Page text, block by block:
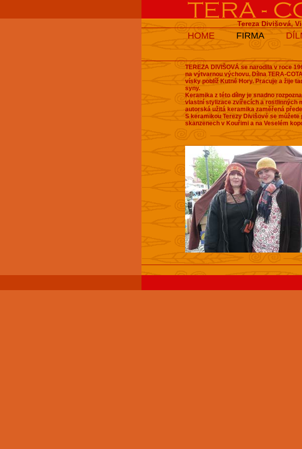
Tereza Divišová,
HOME FIRMA
TEREZA DIVIŠOVÁ se narodila v roce
na výtvarnou výchovu. Dílna TERA-
vísky poblíž Kutné Hory. Pracuje a žije
syny.
Keramika z této dílny je snadno
vlastní stylizace zvířecích a rostlinných
autorská užitá keramika zaměřená
S keramikou Terezy Divišové se
skanzenech v Kouřimi a na Veselém